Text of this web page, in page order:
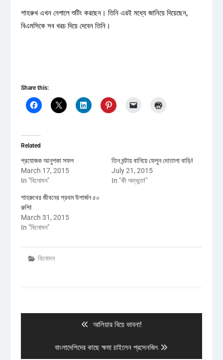
শাহরুখ এখন নেপালে শুটিং করছেন। তিনি এরই মধ্যে জানিয়ে দিয়েছেন,
বিএমসিকে সব খরচ দিয়ে দেবেন তিনি।
Share this:
Related
প্রযোজক আনুশকা সফল
March 17, 2015
In "বিনোদন"
তিন ঘন্টায় বানিয়ে ফেলুন দোতালা বাড়ি!
July 21, 2015
In "কী অদ্ভুত!"
শাহরুখের জীবনের প্রথম উপার্জন ৫০
রুপি!
March 31, 2015
In "বিনোদন"
বিনোদন
Previous
আলিয়ার বিয়ে ভাবনা!
Next
বাংলাদেশিদের কাছে ক্ষমা চাইলেন প্রসেনজিৎ